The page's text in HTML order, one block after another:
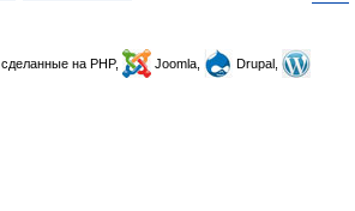
, сделанные на PHP, Joomla,
Drupal,